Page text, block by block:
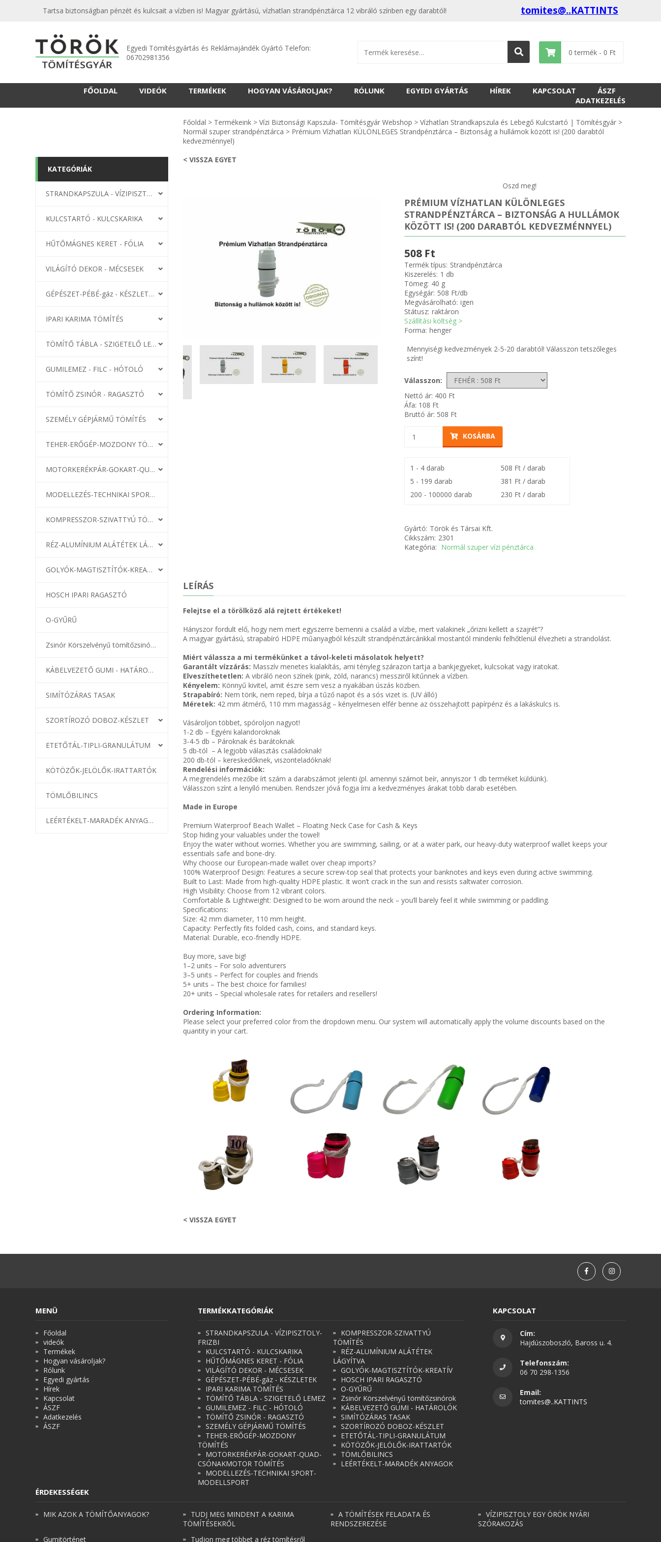
Tartsa biztonságban pénzét és kulcsait a vízben is! Magyar gyártású, vízhatlan strandpénztárca 12 vibráló színben egy darabtól! tomites@..KATTINTS
Egyedi Tömítésgyártás és Reklámajándék Gyártó Telefon:
06702981356
0 termék - 0 Ft
FŐOLDAL VIDEÓK TERMÉKEK HOGYAN VÁSÁROLJAK? RÓLUNK EGYEDI GYÁRTÁS HÍREK KAPCSOLAT
ÁSZF
ADATKEZELÉS
KATEGÓRIÁK
STRANDKAPSZULA - VÍZIPISZTOLY-FRIZBI
KULCSTARTÓ - KULCSKARIKA
HŰTŐMÁGNES KERET - FÓLIA
VILÁGÍTÓ DEKOR - MÉCSESEK
GÉPÉSZET-PÉBÉ-gáz - KÉSZLETEK
IPARI KARIMA TÖMÍTÉS
TÖMÍTŐ TÁBLA - SZIGETELŐ LEMEZ
GUMILEMEZ - FILC - HÓTOLÓ
TÖMÍTŐ ZSINÓR - RAGASZTÓ
SZEMÉLY GÉPJÁRMŰ TÖMÍTÉS
TEHER-ERŐGÉP-MOZDONY TÖMÍTÉS
MOTORKERÉKPÁR-GOKART-QUAD-CSÓNAKMOTOR TÖMÍTÉS
MODELLEZÉS-TECHNIKAI SPORT-MODELLSPORT
KOMPRESSZOR-SZIVATTYÚ TÖMÍTÉS
RÉZ-ALUMÍNIUM ALÁTÉTEK LÁGYÍTVA
GOLYÓK-MAGTISZTÍTÓK-KREATÍV
HOSCH IPARI RAGASZTÓ
O-GYŰRŰ
Zsinór Körszelvényű tömítőzsinórok
KÁBELVEZETŐ GUMI - HATÁROLÓK
SIMÍTÓZÁRAS TASAK
SZORTÍROZÓ DOBOZ-KÉSZLET
ETETŐTÁL-TIPLI-GRANULÁTUM
KÖTÖZŐK-JELÖLŐK-IRATTARTÓK
TÖMLŐBILINCS
LEÉRTÉKELT-MARADÉK ANYAGOK
Főoldal > Termékeink > Vízi Biztonsági Kapszula- Tömítésgyár Webshop > Vízhatlan Strandkapszula és Lebegő Kulcstartó | Tömítésgyár >
Normál szuper strandpénztárca > Prémium Vízhatlan KÜLÖNLEGES Strandpénztárca – Biztonság a hullámok között is! (200 darabtól
kedvezménnyel)
< VISSZA EGYET
Oszd meg!
PRÉMIUM VÍZHATLAN KÜLÖNLEGES
STRANDPÉNZTÁRCA – BIZTONSÁG A HULLÁMOK
KÖZÖTT IS! (200 DARABTÓL KEDVEZMÉNNYEL)
508 Ft
Termék típus: Strandpénztárca
Kiszerelés: 1 db
Tömeg: 40 g
Egységár: 508 Ft/db
Megvásárolható: igen
Státusz: raktáron
Szállítási költség >
Forma: henger
Mennyiségi kedvezmények 2-5-20 darabtól! Válasszon tetszőleges
színt!
Válasszon:
Nettó ár: 400 Ft
Áfa: 108 Ft
Bruttó ár: 508 Ft
KOSÁRBA
1 - 4 darab
508 Ft / darab
5 - 199 darab
381 Ft / darab
200 - 100000 darab
230 Ft / darab
Gyártó: Török és Társai Kft.
Cikkszám: 2301
Kategória: Normál szuper vízi pénztárca
LEÍRÁS
Felejtse el a törölköző alá rejtett értékeket!
Hányszor fordult elő, hogy nem mert egyszerre bemenni a család a vízbe, mert valakinek „őrizni kellett a szajrét”?
A magyar gyártású, strapabíró HDPE műanyagból készült strandpénztárcánkkal mostantól mindenki felhőtlenül élvezheti a strandolást.
Miért válassza a mi termékünket a távol-keleti másolatok helyett?
Garantált vízzárás: Masszív menetes kialakítás, ami tényleg szárazon tartja a bankjegyeket, kulcsokat vagy iratokat.
Elveszíthetetlen: A vibráló neon színek (pink, zöld, narancs) messziről kitűnnek a vízben.
Kényelem: Könnyű kivitel, amit észre sem vesz a nyakában úszás közben.
Strapabíró: Nem törik, nem reped, bírja a tűző napot és a sós vizet is. (UV álló)
Méretek: 42 mm átmérő, 110 mm magasság – kényelmesen elfér benne az összehajtott papírpénz és a lakáskulcs is.
Vásároljon többet, spóroljon nagyot!
1-2 db – Egyéni kalandoroknak
3-4-5 db – Pároknak és barátoknak
5 db-tól – A legjobb választás családoknak!
200 db-tól – kereskedőknek, viszonteladóknak!
Rendelési információk:
A megrendelés mezőbe írt szám a darabszámot jelenti (pl. amennyi számot beír, annyiszor 1 db terméket küldünk).
Válasszon színt a lenyíló menüben. Rendszer jóvá fogja írni a kedvezményes árakat több darab esetében.
Made in Europe
Premium Waterproof Beach Wallet – Floating Neck Case for Cash & Keys
Stop hiding your valuables under the towel!
Enjoy the water without worries. Whether you are swimming, sailing, or at a water park, our heavy-duty waterproof wallet keeps your
essentials safe and bone-dry.
Why choose our European-made wallet over cheap imports?
100% Waterproof Design: Features a secure screw-top seal that protects your banknotes and keys even during active swimming.
Built to Last: Made from high-quality HDPE plastic. It won’t crack in the sun and resists saltwater corrosion.
High Visibility: Choose from 12 vibrant colors.
Comfortable & Lightweight: Designed to be worn around the neck – you’ll barely feel it while swimming or paddling.
Specifications:
Size: 42 mm diameter, 110 mm height.
Capacity: Perfectly fits folded cash, coins, and standard keys.
Material: Durable, eco-friendly HDPE.
Buy more, save big!
1–2 units – For solo adventurers
3–5 units – Perfect for couples and friends
5+ units – The best choice for families!
20+ units – Special wholesale rates for retailers and resellers!
Ordering Information:
Please select your preferred color from the dropdown menu. Our system will automatically apply the volume discounts based on the
quantity in your cart.
< VISSZA EGYET
MENÜ
Főoldal
videók
Termékek
Hogyan vásároljak?
Rólunk
Egyedi gyártás
Hírek
Kapcsolat
ÁSZF
Adatkezelés
ÁSZF
TERMÉKKATEGÓRIÁK
STRANDKAPSZULA - VÍZIPISZTOLY-
FRIZBI
KULCSTARTÓ - KULCSKARIKA
HŰTŐMÁGNES KERET - FÓLIA
VILÁGÍTÓ DEKOR - MÉCSESEK
GÉPÉSZET-PÉBÉ-gáz - KÉSZLETEK
IPARI KARIMA TÖMÍTÉS
TÖMÍTŐ TÁBLA - SZIGETELŐ LEMEZ
GUMILEMEZ - FILC - HÓTOLÓ
TÖMÍTŐ ZSINÓR - RAGASZTÓ
SZEMÉLY GÉPJÁRMŰ TÖMÍTÉS
TEHER-ERŐGÉP-MOZDONY
TÖMÍTÉS
MOTORKERÉKPÁR-GOKART-QUAD-
CSÓNAKMOTOR TÖMÍTÉS
MODELLEZÉS-TECHNIKAI SPORT-
MODELLSPORT
KOMPRESSZOR-SZIVATTYÚ
TÖMÍTÉS
RÉZ-ALUMÍNIUM ALÁTÉTEK
LÁGYÍTVA
GOLYÓK-MAGTISZTÍTÓK-KREATÍV
HOSCH IPARI RAGASZTÓ
O-GYŰRŰ
Zsinór Körszelvényű tömítőzsinórok
KÁBELVEZETŐ GUMI - HATÁROLÓK
SIMÍTÓZÁRAS TASAK
SZORTÍROZÓ DOBOZ-KÉSZLET
ETETŐTÁL-TIPLI-GRANULÁTUM
KÖTÖZŐK-JELÖLŐK-IRATTARTÓK
TÖMLŐBILINCS
LEÉRTÉKELT-MARADÉK ANYAGOK
KAPCSOLAT
Cím:
Hajdúszoboszló, Baross u. 4.
Telefonszám:
06 70 298-1356
Email:
tomites@..KATTINTS
ÉRDEKESSÉGEK
MIK AZOK A TÖMÍTŐANYAGOK?
TUDJ MEG MINDENT A KARIMA
TÖMÍTÉSEKRŐL
A TÖMÍTÉSEK FELADATA ÉS
RENDSZEREZÉSE
VÍZIPISZTOLY EGY ÖRÖK NYÁRI
SZÓRAKOZÁS
Gumitörténet
Tudjon meg többet a réz tömítésről